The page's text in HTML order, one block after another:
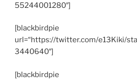
55244001280″]
[blackbirdpie
url=“https://twitter.com/e13Kiki/
3440640″]
[blackbirdpie